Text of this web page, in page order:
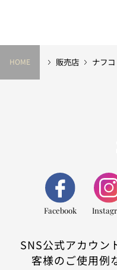
HOME 販売店 ナフ
Facebook
SNS公式アカウン
客様のご使用例